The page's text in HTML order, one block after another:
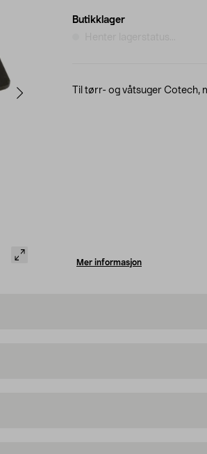
Butikklager
Til tørr- og våtsuger Cotech,
Mer informasjon